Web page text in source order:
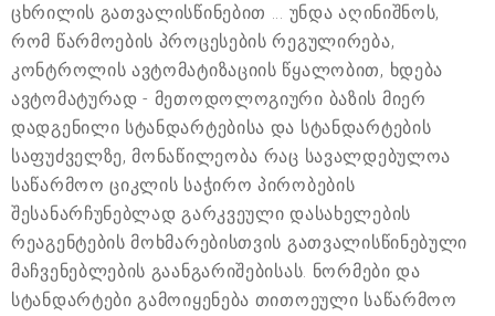
ცხრილის გათვალისწინებით ... უნდა აღინიშნოს,
რომ წარმოების პროცესების რეგულირება,
კონტროლის ავტომატიზაციის წყალობით, ხდება
ავტომატურად - მეთოდოლოგიური ბაზის მიერ
დადგენილი სტანდარტებისა და სტანდარტების
საფუძველზე, მონაწილეობა რაც სავალდებულოა
საწარმოო ციკლის საჭირო პირობების
შესანარჩუნებლად გარკვეული დასახელების
რეაგენტების მოხმარებისთვის გათვალისწინებული
მაჩვენებლების გაანგარიშებისას. ნორმები და
სტანდარტები გამოიყენება თითოეული საწარმოო